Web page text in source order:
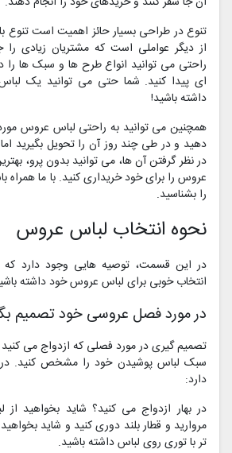
تنوع در طراحی بسیار حائز اهمیت است تنوع
از دیگر عواملی است که مشتریان زیادی
راحتی می توانید انواع طرح ها و سبک ها را
ای پیدا کنید. شما حتی می توانید یک
داشته باشید!
همچنین می توانید به راحتی لباس عروس
دهید و در طی چند روز آن را تحویل بگیرید
در نظر گرفتن آن ها، می توانید بدون پرو،
عروس را برای خود خریداری کنید. با ما همراه
را بشناسید.
نحوه انتخاب لباس عروس
در این قسمت، توصیه هایی وجود دارد
انتخاب خوبی برای لباس عروس خود داشته
در مورد فصل عروسی خود تصمیم
تصمیم گیری در مورد فصلی که ازدواج می
سبک لباس پوشیدن خود را مشخص کنید. در
دارد:
در بهار ازدواج می کنید؟ شاید بخواهید از
مروارید و قطار بلند دوری کنید و شاید
تر با توری روی لباس داشته باشید.